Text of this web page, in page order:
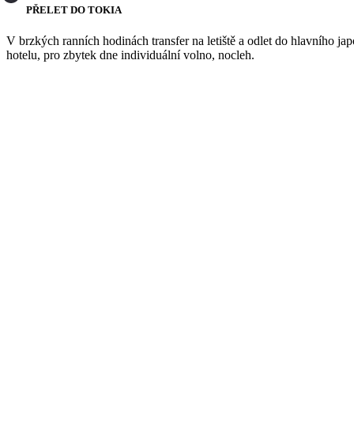
PŘELET DO TOKIA
V brzkých ranních hodinách transfer na letiště a odlet do hlavního
hotelu, pro zbytek dne individuální volno, nocleh.